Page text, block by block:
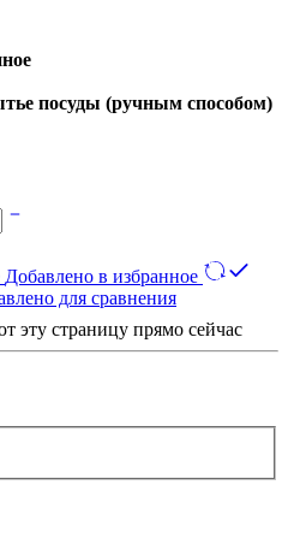
посуды (ручным способом)
Добавлено в избранное
для сравнения
эту страницу прямо сейчас